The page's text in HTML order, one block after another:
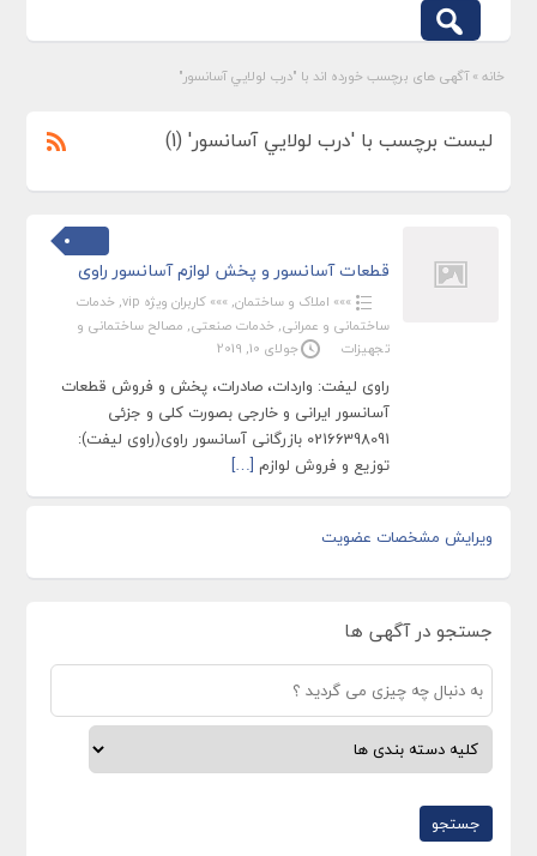
خانه » آگهی های برچسب خورده اند با "درب لولايي آسانسور"
لیست برچسب با 'درب لولايي آسانسور' (1)
قطعات آسانسور و پخش لوازم آسانسور راوی
»»» املاک و ساختمان, »»» کاربران ویژه vip , خدمات
ساختمانی و عمرانی, خدمات صنعتی, مصالح ساختمانی و
تجهیزات
جولای 10, 2019
راوی لیفت: واردات، صادرات، پخش و فروش قطعات
آسانسور ایرانی و خارجی بصورت کلی و جزئی
02166398091 بازرگانی آسانسور راوی(راوی لیفت):
توزیع و فروش لوازم […]
ویرایش مشخصات عضویت
جستجو در آگهی ها